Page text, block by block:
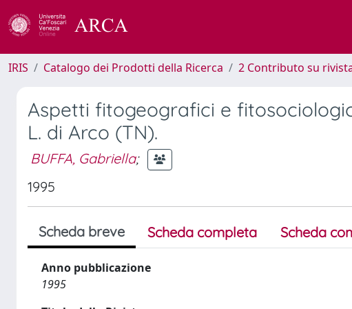
IRIS Catalogo dei Prodotti della Ricerca 2 Contributo su
Aspetti fitogeografici e
L. di Arco (TN).
BUFFA, Gabriella;
1995
Scheda breve Scheda completa Scheda
Anno pubblicazione
1995